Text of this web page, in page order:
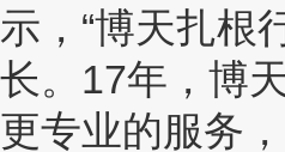
示，“博天扎根
长。17年，博
更专业的服务